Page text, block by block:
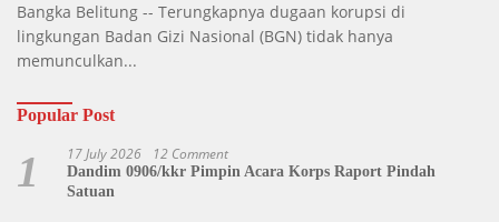
Bangka Belitung -- Terungkapnya dugaan korupsi di
lingkungan Badan Gizi Nasional (BGN) tidak hanya
memunculkan...
Popular Post
1 17 July 2026 12 Comment
Dandim 0906/kkr Pimpin Acara Korps Raport Pindah
Satuan